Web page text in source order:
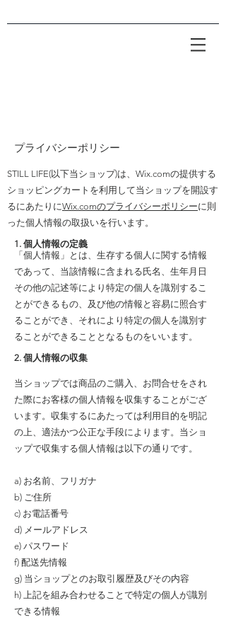
プライバシーポリシー
STILL LIFE(以下当ショップ)は、Wix.comの提供する
ショッピングカートを利用して当ショップを開設す
るにあたりにWix.comのプライバシーポリシーに則
った個人情報の取扱いを行います。
1. 個人情報の定義
「個人情報」とは、生存する個人に関する情報
であって、当該情報に含まれる氏名、生年月日
その他の記述等により特定の個人を識別するこ
とができるもの、及び他の情報と容易に照合す
ることができ、それにより特定の個人を識別す
ることができることとなるものをいいます。
2. 個人情報の収集
当ショップでは商品のご購入、お問合せをされ
た際にお客様の個人情報を収集することがござ
います。収集するにあたっては利用目的を明記
の上、適法かつ公正な手段によります。当ショ
ップで収集する個人情報は以下の通りです。
a) お名前、フリガナ
b) ご住所
c) お電話番号
d) メールアドレス
e) パスワード
f) 配送先情報
g) 当ショップとのお取引履歴及びその内容
h) 上記を組み合わせることで特定の個人が識別
できる情報